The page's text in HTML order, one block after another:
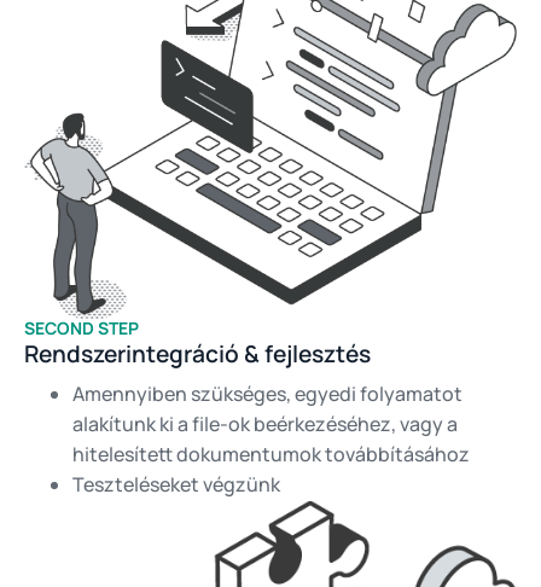
SECOND STEP
Rendszerintegráció & fejlesztés
Amennyiben szükséges, egyedi folyamatot
alakítunk ki a file-ok beérkezéséhez, vagy a
hitelesített dokumentumok továbbításához
Teszteléseket végzünk